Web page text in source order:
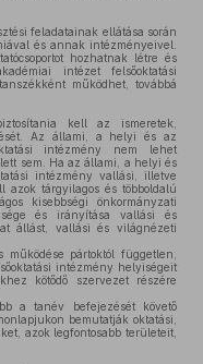
feladatainak ellátása során
és annak intézményeivel.
hozhatnak létre és
intézet felsőoktatási
működhet, továbbá
kell az ismeretek,
Az állami, a helyi és az
intézmény nem lehet
sem. Ha az állami, a helyi és
intézmény vallási, illetve
azok tárgyilagos és többoldalú
kisebbségi önkormányzati
és irányítása vallási és
állást, vallási és világnézeti
pártoktól független,
intézmény helyiségeit
kötődő szervezet részére
a tanév befejezését követő
bemutatják oktatási,
azok legfontosabb területeit,